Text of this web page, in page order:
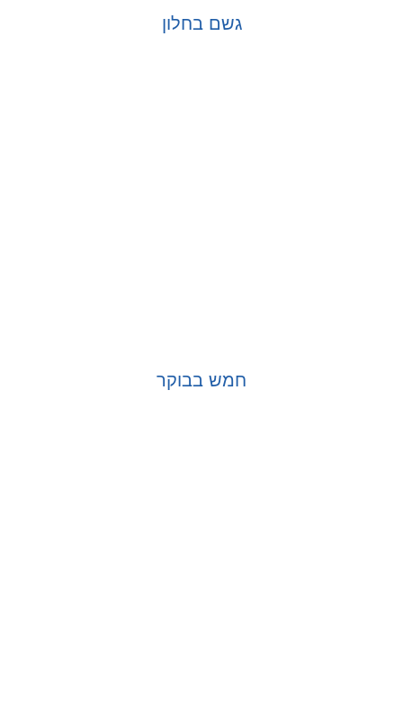
גשם בחלון
חמש בבוקר